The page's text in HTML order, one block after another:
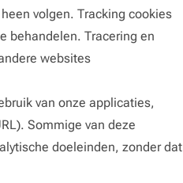
volgen. Tracking cookies
behandelen. Tracering en
websites
van onze applicaties,
Sommige van deze
doeleinden, zonder dat